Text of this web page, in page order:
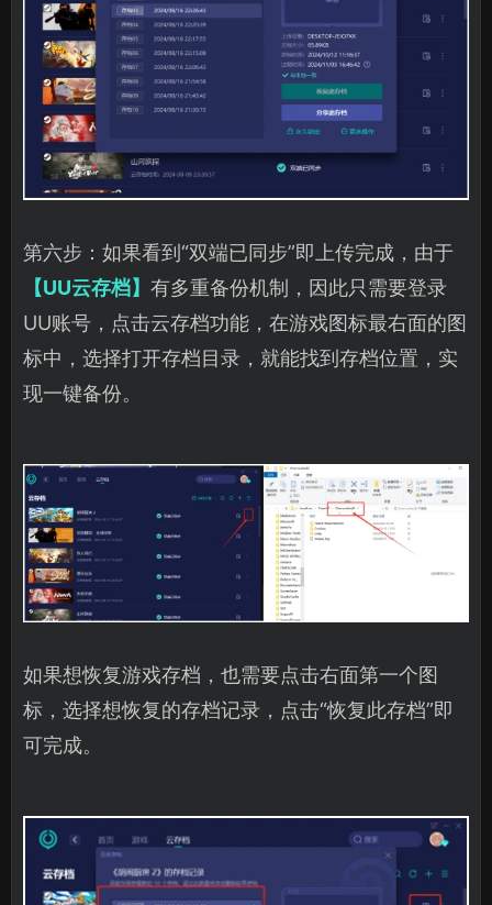
第六步：如果看到“双端已同步”即上传完成，由于
【UU云存档】 有多重备份机制，因此只需要登录
UU账号，点击云存档功能，在游戏图标最右面的图
标中，选择打开存档目录，就能找到存档位置，实
现一键备份。
如果想恢复游戏存档，也需要点击右面第一个图
标，选择想恢复的存档记录，点击“恢复此存档”即
可完成。